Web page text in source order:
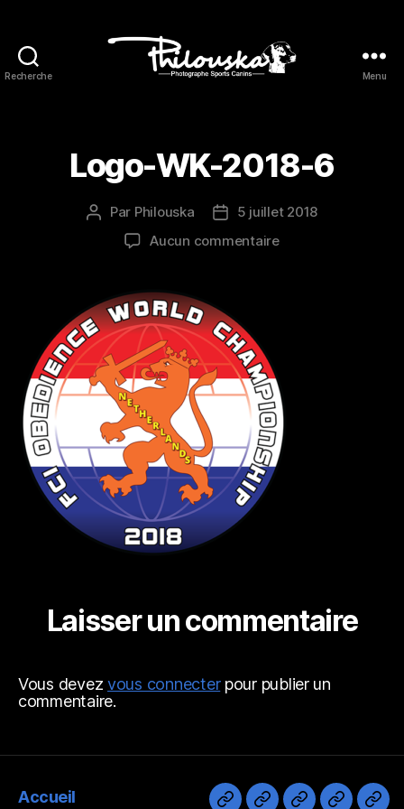
Recherche Menu
Logo-WK-2018-6
Auteur
l’article
Par Philouska
Date5 juillet 2018
Aucun commentairesur
Laisser un commentaire
Vous devezvous connecterpour publier un
commentaire.
Accueil